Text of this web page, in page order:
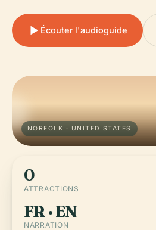
Écouter l'audioguide
NORFOLK · UNITED STATES
0
ATTRACTIONS
FR · EN
NARRATION